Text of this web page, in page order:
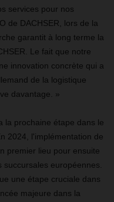
services pour nos
de DACHSER, lors de la
garantit à long terme la
Le fait que notre
innovation concrète qui a
de la logistique
davantage. »
la prochaine étape dans le
2024, l'implémentation de
premier lieu pour ensuite
européennes.
une étape cruciale dans
majeure dans la